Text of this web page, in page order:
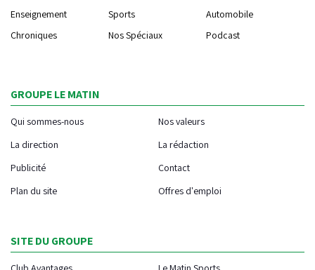
Enseignement
Sports
Automobile
Chroniques
Nos Spéciaux Podcast
GROUPE LE MATIN
Qui sommes-nous
Nos valeurs
La direction
La rédaction
Publicité
Contact
Plan du site
Offres d'emploi
SITE DU GROUPE